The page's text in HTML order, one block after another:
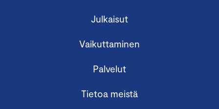
Julkaisut
Vaikuttaminen
Palvelut
Tietoa meistä